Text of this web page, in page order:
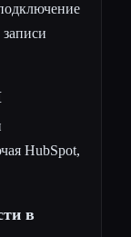
HubSpot,
в